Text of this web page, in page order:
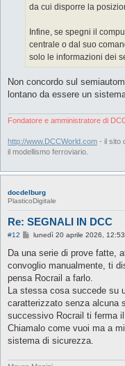
da cui disporre la
Infine, se spegni il
centrale o dal suo
solo le informazioni dei
Non concordo sul
lontano da essere un
Fondatore e amministratore di
http://www.DCCWorld.com - il sito
il modellismo ferroviario.
docdelburg
PlasticoDigitale
Re: SEGNALI IN DCC
#12
M
s
a
g
i
o
lunedì 20 aprile 2026, 12:53
Da una serie di prove fatte,
convoglio manualmente, ti
pensa Rocrail a farlo.
La stessa cosa succede su
caratterizzato senza alcuna
successivo Rocrail ti ferma
Chiamalo come vuoi ma a
sistema di sicurezza.